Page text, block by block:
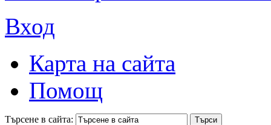
Вход
Карта на сайта
Помощ
Търсене в сайта: